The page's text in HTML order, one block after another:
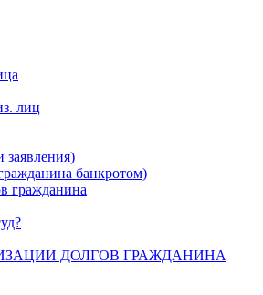
лиц
заявления)
банкротом)
гражданина
ДОЛГОВ ГРАЖДАНИНА